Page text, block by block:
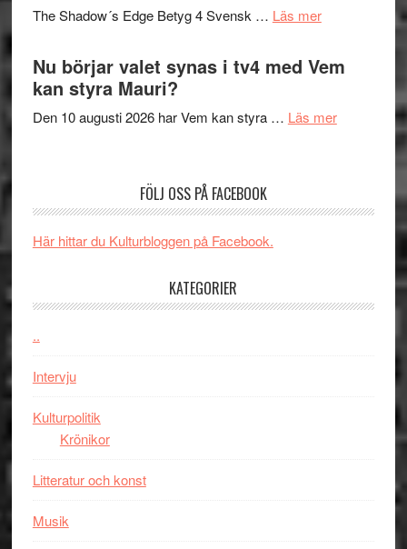
och
The Shadow´s Edge Betyg 4 Svensk … Läs merom
Shadow
Edge
spännande
Nu börjar valet synas i tv4 med Vem
kan styra Mauri?
Den 10 augusti 2026 har Vem kan styra … Läs merom
kan
FÖLJ OSS PÅ FACEBOOK
Här hittar du Kulturbloggen på Facebook.
KATEGORIER
..
Intervju
Kulturpolitik
Krönikor
Litteratur och konst
Musik